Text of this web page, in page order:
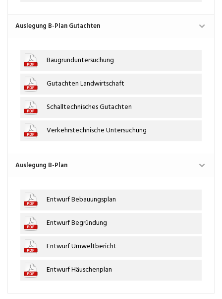
Auslegung B-Plan Gutachten
Baugrunduntersuchung
Gutachten Landwirtschaft
Schalltechnisches Gutachten
Verkehrstechnische Untersuchung
Auslegung B-Plan
Entwurf Bebauungsplan
Entwurf Begründung
Entwurf Umweltbericht
Entwurf Häuschenplan